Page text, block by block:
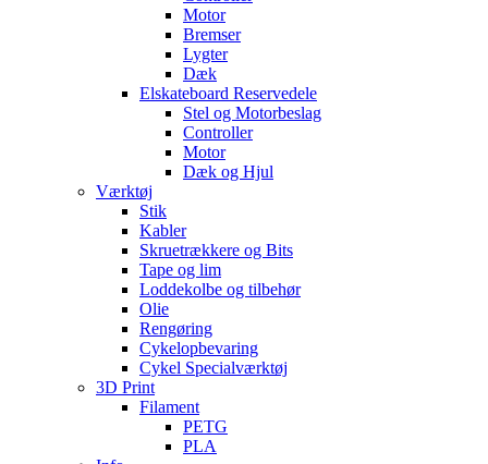
Motor
Bremser
Lygter
Dæk
Elskateboard Reservedele
Stel og Motorbeslag
Controller
Motor
Dæk og Hjul
Værktøj
Stik
Kabler
Skruetrækkere og Bits
Tape og lim
Loddekolbe og tilbehør
Olie
Rengøring
Cykelopbevaring
Cykel Specialværktøj
3D Print
Filament
PETG
PLA